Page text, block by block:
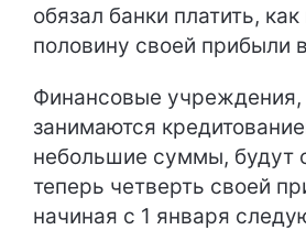
обязал банки платить,
половину своей прибыли
Финансовые учреждения,
занимаются
небольшие суммы, будут
теперь четверть своей
начиная с 1 января